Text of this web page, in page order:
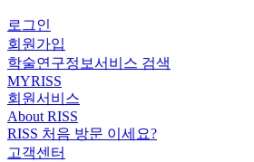
로그인
회원가입
학술연구정보서비스 검색
MYRISS
회원서비스
About RISS
RISS 처음 방문 이세요?
고객센터